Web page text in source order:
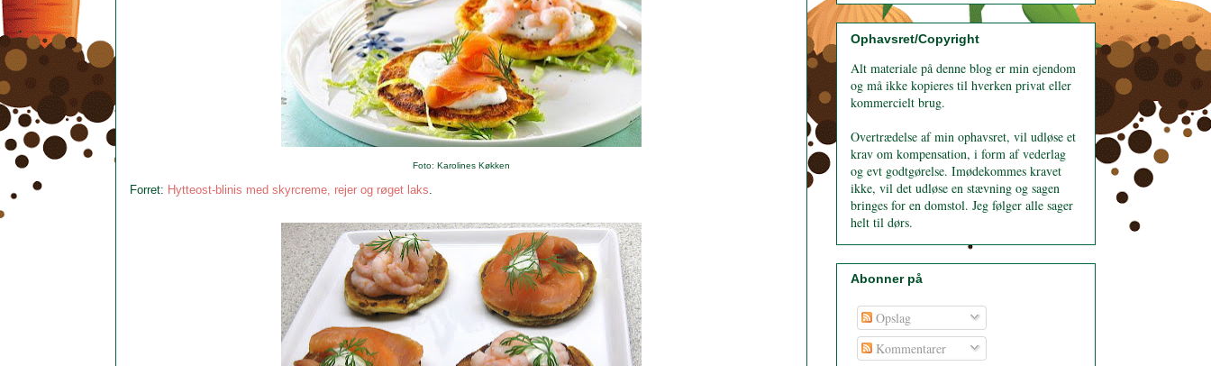
Foto: Karolines Køkken
Forret: Hytteost-blinis med skyrcreme, rejer og røget laks
Ophavsret/Copyright
Alt materiale på denne blog er min ejendom
og må ikke kopieres til hverken privat eller
kommercielt brug.
Overtrædelse af min ophavsret, vil udløse et
krav om kompensation, i form af vederlag
og evt godtgørelse. Imødekommes kravet
ikke, vil det udløse en stævning og sagen
bringes for en domstol. Jeg følger alle sager
helt til dørs.
Abonner på
Opslag
Kommentarer